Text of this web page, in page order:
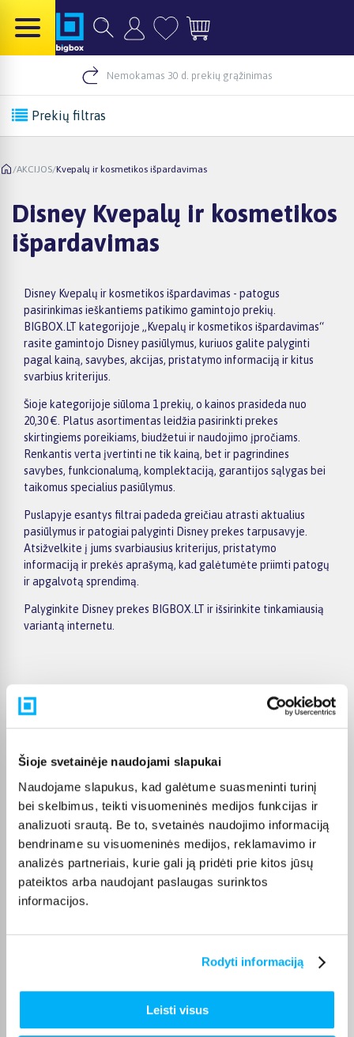
Šioje svetainėje naudojami slapukai
Naudojame slapukus, kad galėtume suasmeninti turinį
bei skelbimus, teikti visuomeninės medijos funkcijas ir
analizuoti srautą. Be to, svetainės naudojimo informaciją
bendriname su visuomeninės medijos, reklamavimo ir
analizės partneriais, kurie gali ją pridėti prie kitos jūsų
pateiktos arba naudojant paslaugas surinktos
informacijos.
Rodyti informaciją
Leisti visus
Nemokamas 30 d. prekių grąžinimas
Prekių filtras
/AKCIJOS/Kvepalų ir kosmetikos išpardavimas
Disney Kvepalų ir kosmetikos
išpardavimas
Disney Kvepalų ir kosmetikos išpardavimas - patogus
pasirinkimas ieškantiems patikimo gamintojo prekių.
BIGBOX.LT kategorijoje „Kvepalų ir kosmetikos išpardavimas“
rasite gamintojo Disney pasiūlymus, kuriuos galite palyginti
pagal kainą, savybes, akcijas, pristatymo informaciją ir kitus
svarbius kriterijus.
Šioje kategorijoje siūloma 1 prekių, o kainos prasideda nuo
20,30 €. Platus asortimentas leidžia pasirinkti prekes
skirtingiems poreikiams, biudžetui ir naudojimo įpročiams.
Renkantis verta įvertinti ne tik kainą, bet ir pagrindines
savybes, funkcionalumą, komplektaciją, garantijos sąlygas bei
taikomus specialius pasiūlymus.
Puslapyje esantys filtrai padeda greičiau atrasti aktualius
pasiūlymus ir patogiai palyginti Disney prekes tarpusavyje.
Atsižvelkite į jums svarbiausius kriterijus, pristatymo
informaciją ir prekės aprašymą, kad galėtumėte priimti patogų
ir apgalvotą sprendimą.
Palyginkite Disney prekes BIGBOX.LT ir išsirinkite tinkamiausią
variantą internetu.
Pirkėjų atsiliepimai apie prekes
Vytautas J.
Vidkas Liuks!
Patvirtintas pirkėjas
Odai labai malonus kremas
Aušra Ž.